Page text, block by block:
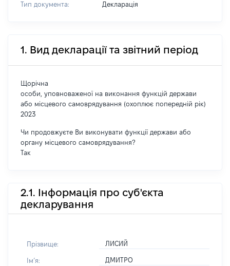
Тип документа: Декларація
1. Вид декларації та звітний період
Щорічна
особи, уповноваженої на виконання функцій держави
або місцевого самоврядування (охоплює попередній рік)
2023
Чи продовжуєте Ви виконувати функції держави або
органу місцевого самоврядування?
Так
2.1. Інформація про суб'єкта
декларування
Прізвище: ЛИСИЙ
Імʼя: ДМИТРО